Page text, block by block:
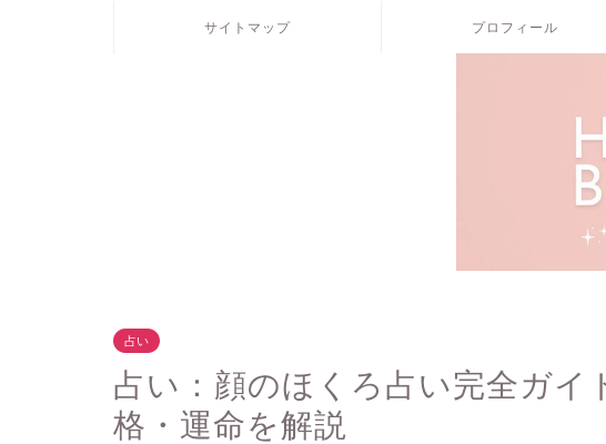
サイトマップ プロフィール
占い
占い：顔のほくろ占い完全ガイ
格・運命を解説